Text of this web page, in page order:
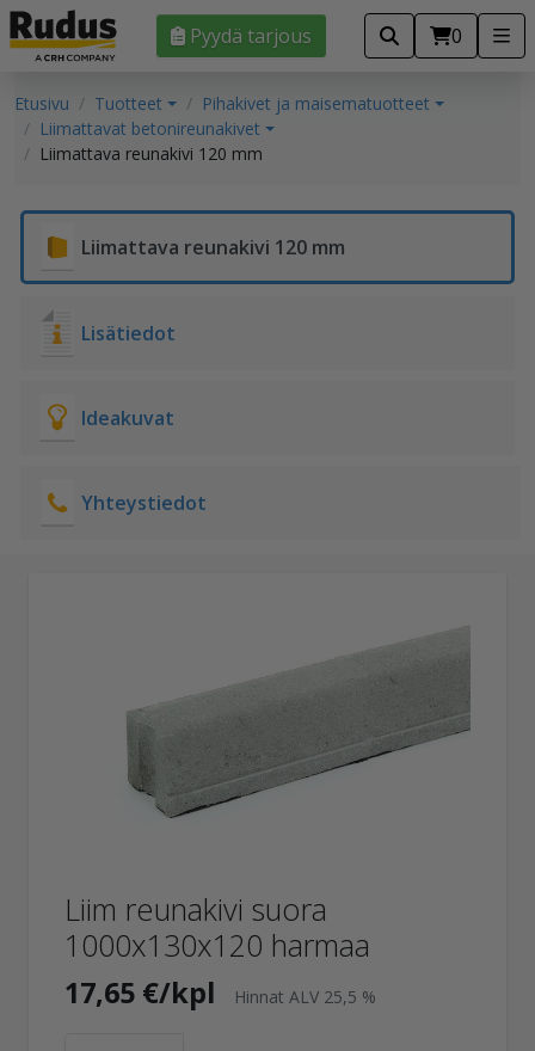
Pyydä tarjous 0
Etusivu Tuotteet
Pihakivet ja maisematuotteet
Liimattavat betonireunakivet
Liimattava reunakivi 120 mm
Liimattava reunakivi 120 mm
Lisätiedot
Ideakuvat
Yhteystiedot
Liim reunakivi suora
1000x130x120 harmaa
17,65 €/kpl Hinnat ALV 25,5 %